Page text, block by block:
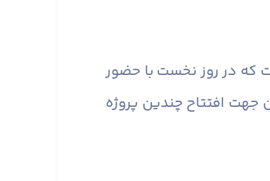
قرار گرفت که در روز نخست با حضور
جهت افتتاح چندین پروژه